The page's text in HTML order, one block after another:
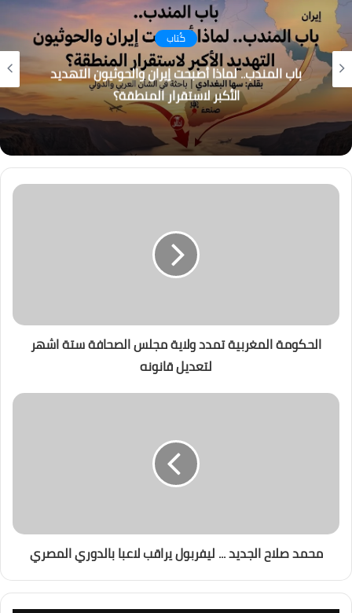
كُتاب
باب المندب.. لماذا أصبحت إيران والحوثيون التهديد
الأكبر لاستقرار المنطقة؟
الحكومة المغربية تمدد ولاية مجلس الصحافة ستة اشهر
لتعديل قانونه
محمد صلاح الجديد ... ليفربول يراقب لاعبا بالدوري المصري